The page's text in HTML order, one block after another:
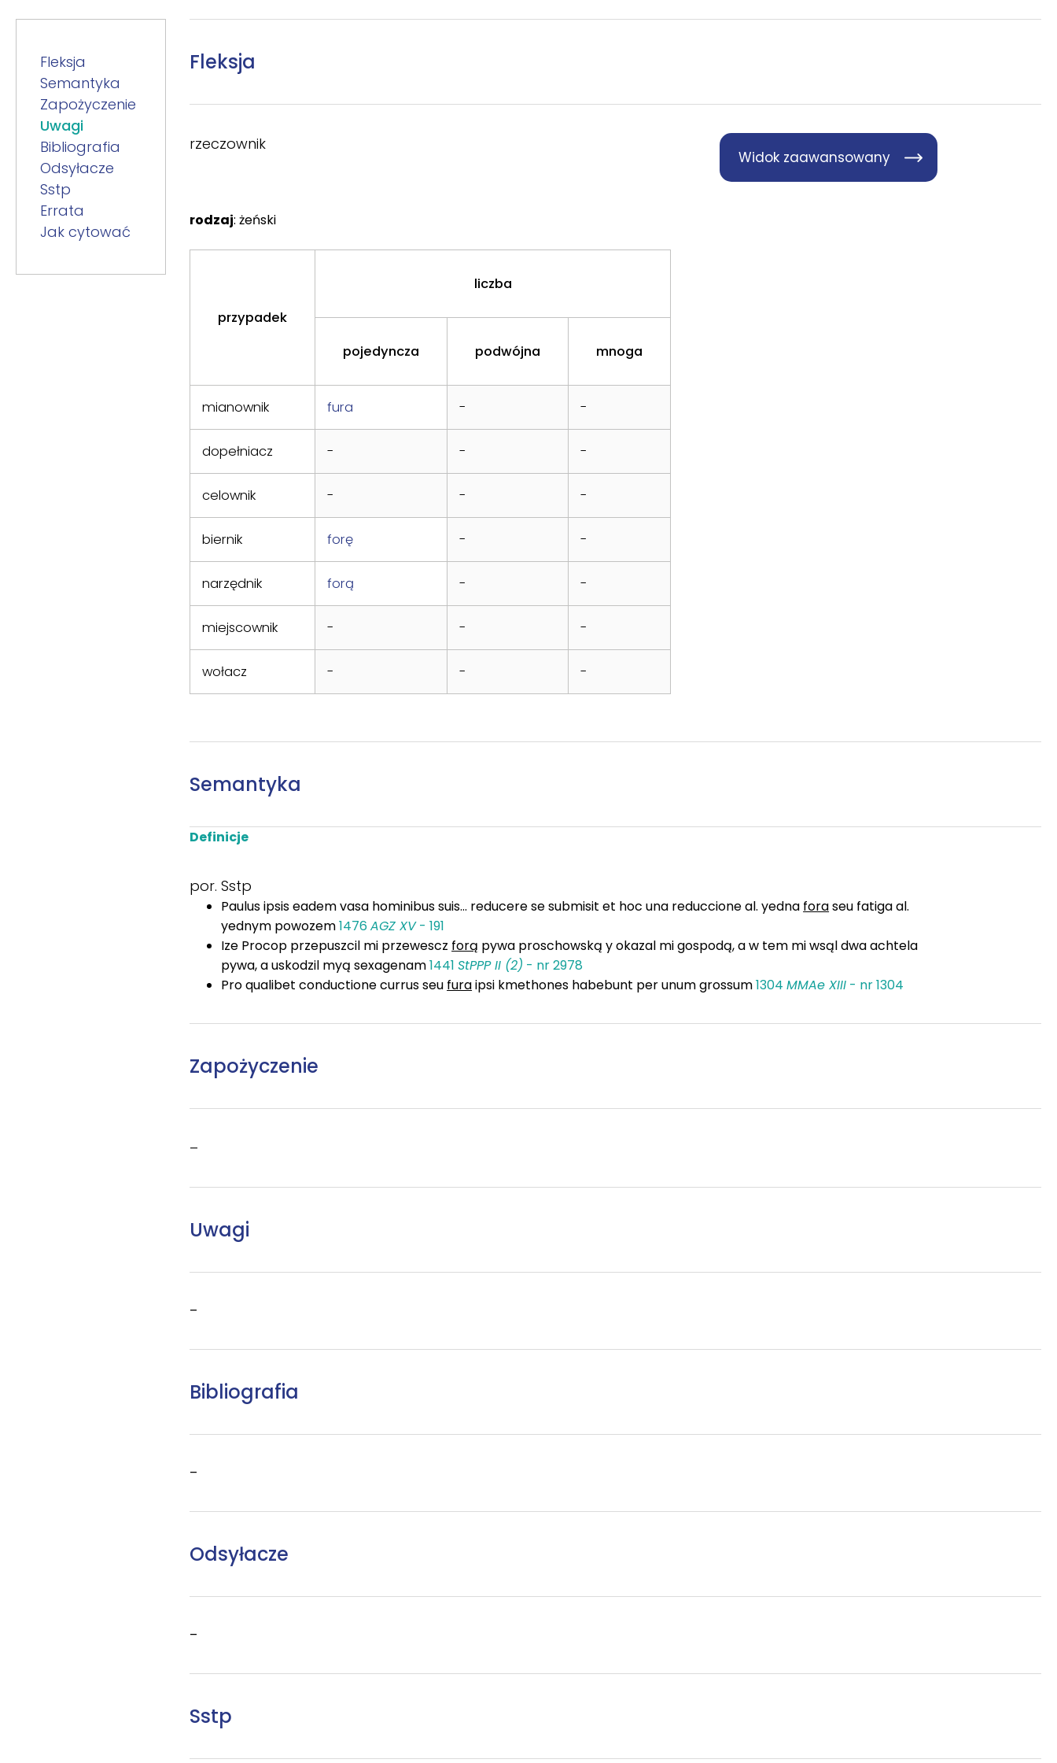
Fleksja
Semantyka
Zapożyczenie
Uwagi
Bibliografia
Odsyłacze
Sstp
Errata
Jak cytować
Fleksja
rzeczownik
Widok zaawansowany
rodzaj: żeński
przypadek
liczba
pojedyncza podwójna mnoga
mianownik fura - -
dopełniacz - - -
celownik - - -
biernik forę - -
narzędnik forą - -
miejscownik - - -
wołacz - - -
Semantyka
Definicje
por. Sstp
Paulus ipsis eadem vasa hominibus suis... reducere se submisit et hoc una reduccione al. yedna foraseu fatiga al.
yednym powozem1476AGZ XV- 191
Ize Procop przepuszcil mi przewescz forą pywa proschowską y okazal mi gospodą, a w tem mi wsąl dwa achtela
pywa, a uskodzil myą sexagenam1441StPPP II (2) - nr 2978
Pro qualibet conductione currus seu furaipsi kmethones habebunt per unum grossum1304MMAe XIII - nr 1304
Zapożyczenie
–
Uwagi
–
Bibliografia
–
Odsyłacze
–
Sstp